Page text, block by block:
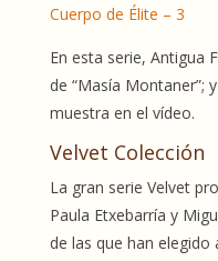
Cuerpo de Élite – 3
En esta serie, Antigua
de “Masía Montaner”;
muestra en el vídeo.
Velvet Colección
La gran serie Velvet
Paula Etxebarría y
de las que han elegido